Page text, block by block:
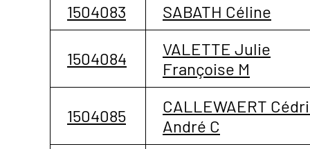
1504083
SABATH Céline
1504084
VALETTE Julie
Françoise M
1504085
CALLEWAERT
André C